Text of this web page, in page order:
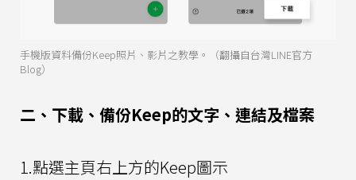
手機版資料備份Keep照片、影片之教學。（翻攝自台灣LINE官方
Blog）
二、下載、備份Keep的文字、連結及檔案
1.點選主頁右上方的Keep圖示